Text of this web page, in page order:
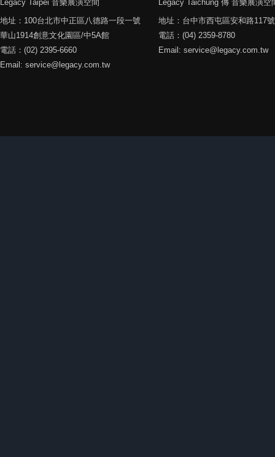
Legacy Taipei 音樂展演空間
Legacy Taichung 傳 音樂展演空
地址：100台北市中正區八德路一段一號
華山1914創意文化園區/中5A館
電話：(02) 2395-6660
Email: service@legacy.com.tw
地址：台中市西屯區安和路117號
電話：(04) 2359-8780
Email: service@legacy.com.tw